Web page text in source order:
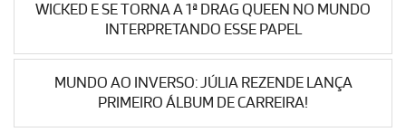
WICKED E SE TORNA A 1ª DRAG QUEEN NO MUNDO
INTERPRETANDO ESSE PAPEL
MUNDO AO INVERSO: JÚLIA REZENDE LANÇA
PRIMEIRO ÁLBUM DE CARREIRA!